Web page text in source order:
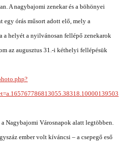
A nagybajomi zenekar és a böhönyei
egy órás műsort adott elő, mely a
a helyét a nyilvánosan fellépő zenekarok
az augusztus 31.-i kéthelyi fellépésük
Nagybajomi Városnapok alatt legtöbben.
ember volt kíváncsi – a csepegő eső